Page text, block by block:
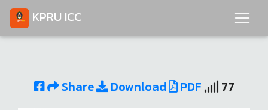
KPRU ICC
Share Download PDF 77